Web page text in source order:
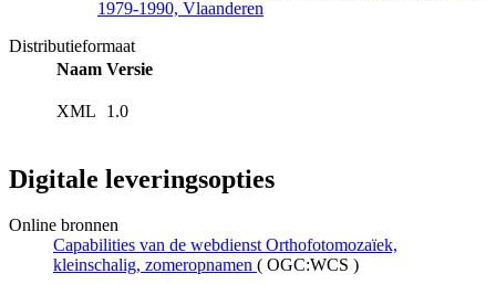
1979-1990, Vlaanderen
Distributieformaat
Naam Versie
XML 1.0
Digitale leveringsopties
Online bronnen
Capabilities van de webdienst Orthofotomozaïek,
kleinschalig, zomeropnamen ( OGC:WCS )